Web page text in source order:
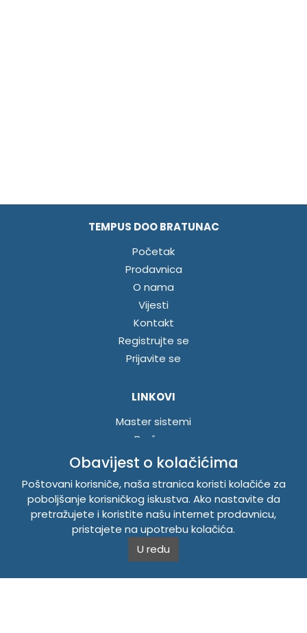
TEMPUS DOO BRATUNAC
Početak
Prodavnica
O nama
Vijesti
Kontakt
Registrujte se
Prijavite se
LINKOVI
Master sistemi
Brošure
Akcije
INFORMACIJE
Politika o kolačićima
Uslovi korištenja
Politika privatnosti
Obavijest o kolačićima
Poštovani korisniče, naša stranica koristi kolačiće za
poboljšanje korisničkog iskustva. Ako nastavite da
pretražujete i koristite našu internet prodavnicu,
pristajete na upotrebu kolačića.
U redu